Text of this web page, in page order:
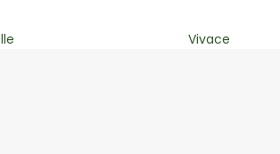
Plant legume